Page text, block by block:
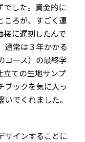
でした。資金的に
ころが、すごく運
接に遅刻したんで
通常は３年かかる
コース）の最終学
立ての生地サンプ
ブックを気に入っ
でくれました。
ザインすることに